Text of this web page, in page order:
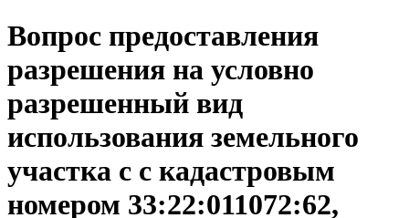
Вопрос предоставления
разрешения на условно
разрешенный вид
использования земельного
участка с с кадастровым
номером 33:22:011072:62,